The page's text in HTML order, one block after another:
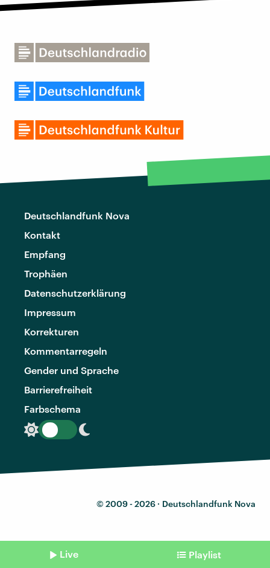
Deutschlandfunk Nova
Kontakt
Empfang
Trophäen
Datenschutzerklärung
Impressum
Korrekturen
Kommentarregeln
Gender und Sprache
Barrierefreiheit
Farbschema
© 2009 - 2026 · Deutschlandfunk Nova
Live Playlist